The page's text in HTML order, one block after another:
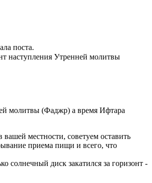
поста.
наступления Утренней молитвы
молитвы (Фаджр) а время Ифтара
местности, советуем оставить
приема пищи и всего, что
солнечный диск закатился за горизонт -